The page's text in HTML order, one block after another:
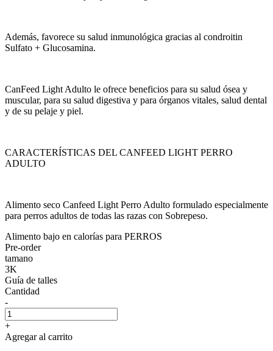
Además, favorece su salud inmunológica gracias al condroitin
Sulfato + Glucosamina.
CanFeed Light Adulto le ofrece beneficios para su salud ósea y
muscular, para su salud digestiva y para órganos vitales, salud dental
y de su pelaje y piel.
CARACTERÍSTICAS DEL CANFEED LIGHT PERRO
ADULTO
Alimento seco Canfeed Light Perro Adulto formulado especialmente
para perros adultos de todas las razas con Sobrepeso.
Alimento bajo en calorías para PERROS
Pre-order
tamano
3K
Guía de talles
Cantidad
-
+
Agregar al carrito